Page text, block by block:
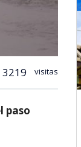
3219 visitas
paso